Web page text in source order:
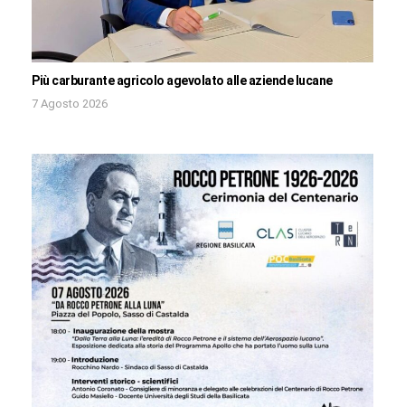
Più carburante agricolo agevolato alle aziende lucane
7 Agosto 2026